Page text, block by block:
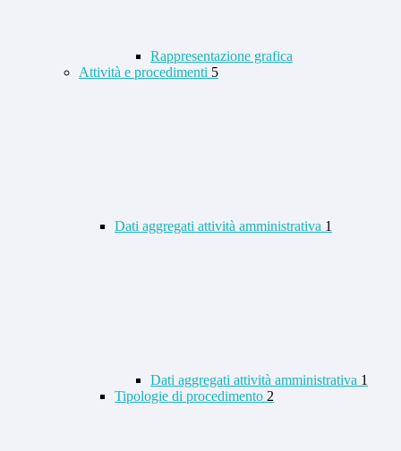
Rappresentazione grafica
Attività e procedimenti 5
Dati aggregati attività amministrativa 1
Dati aggregati attività amministrativa 1
Tipologie di procedimento 2